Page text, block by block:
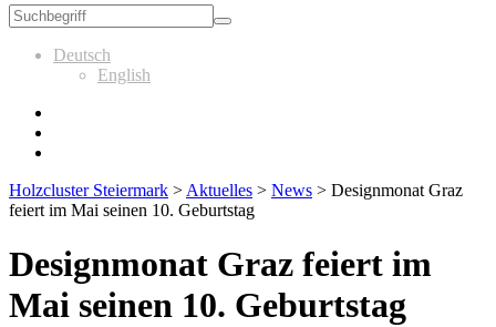
Deutsch
English
Holzcluster Steiermark > Aktuelles > News > Designmonat Graz
feiert im Mai seinen 10. Geburtstag
Designmonat Graz feiert im
Mai seinen 10. Geburtstag